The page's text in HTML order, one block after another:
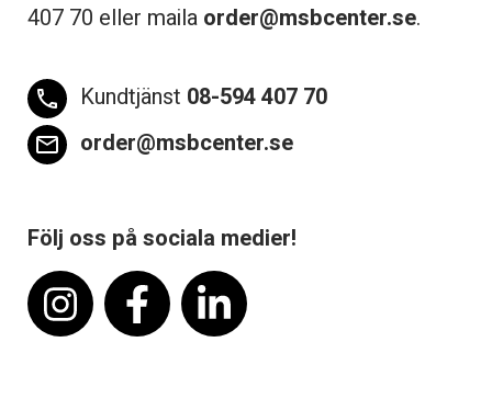
407 70 eller maila order@msbcenter.se.
phone Kundtjänst 08-594 407 70
email order@msbcenter.se
Följ oss på sociala medier!